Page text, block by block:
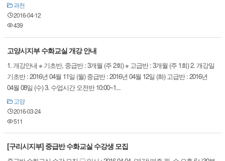
과천
2016-04-12
439
고양시지부 수화교실 개강 안내
1. 개강안내 ※ 기초반, 중급반 : 3개월 (주 2회) ※ 고급반 : 3개월 (주 1회) 2. 개강일
기초반 : 2016년 04월 11일 (월) 중급반 : 2016년 04월 12일 (화) 고급반 : 2016년
04월 08일 (수) 3. 수업시간 오전반 10:00~1...
고양
2016-03-24
511
[구리시지부] 중급반 수화교실 수강생 모집